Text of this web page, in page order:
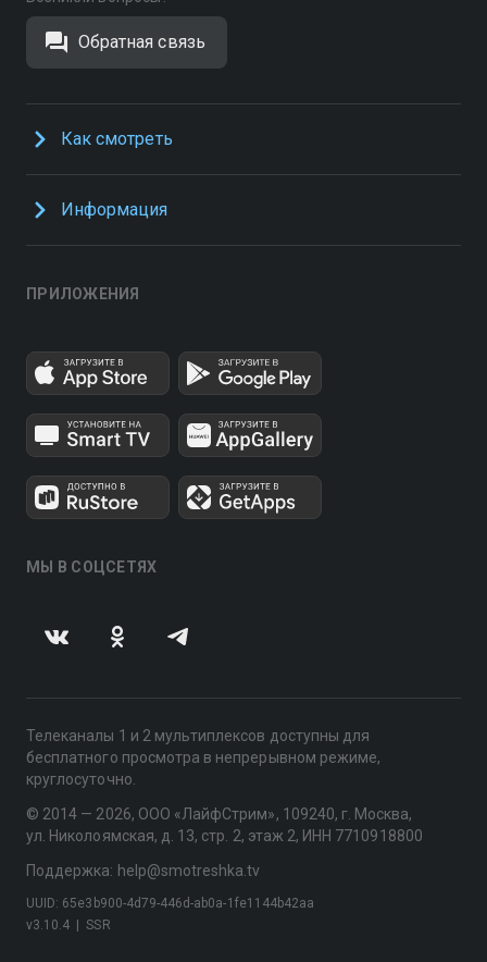
Обратная связь
Как смотреть
Информация
ПРИЛОЖЕНИЯ
МЫ В СОЦСЕТЯХ
Телеканалы 1 и 2 мультиплексов доступны для
бесплатного просмотра в непрерывном режиме,
круглосуточно.
© 2014 — 2026, ООО «ЛайфСтрим», 109240, г. Москва,
ул. Николоямская, д. 13, стр. 2, этаж 2, ИНН 7710918800
Поддержка: help@smotreshka.tv
v3.10.4 SSR
UUID: 65e3b900-4d79-446d-ab0a-1fe1144b42aa